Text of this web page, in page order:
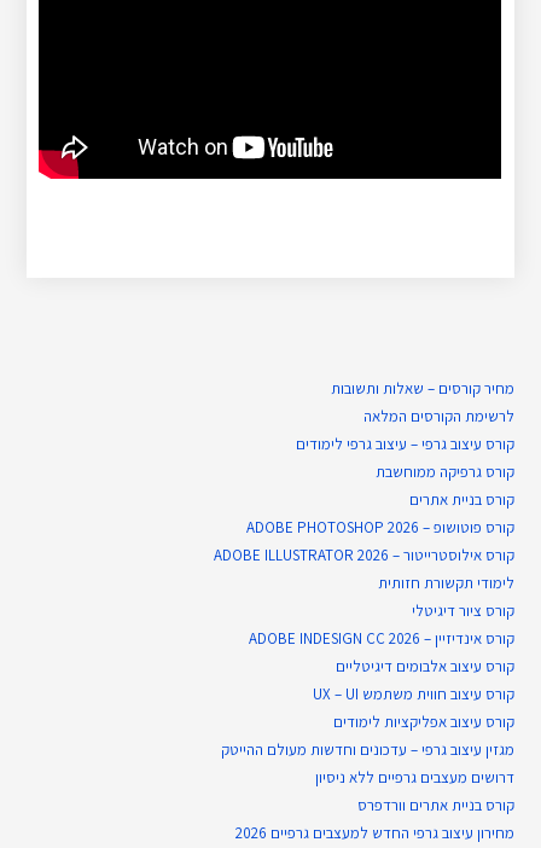
מחיר קורסים – שאלות ותשובות
לרשימת הקורסים המלאה
קורס עיצוב גרפי – עיצוב גרפי לימודים
קורס גרפיקה ממוחשבת
קורס בניית​ אתרים
קורס פוטושופ – ADOBE PHOTOSHOP 2026
קורס אילוסטרייטור – ADOBE ILLUSTRATOR 2026
לימודי תקשורת חזותית
קורס ציור דיגיטלי
קורס אינדיזיין – ADOBE INDESIGN CC 2026
קורס עיצוב אלבומים דיגיטליים
קורס עיצוב חווית משתמש UX – UI
קורס עיצוב אפליקציות לימודים
מגזין עיצוב גרפי – עדכונים וחדשות מעולם ההייטק
דרושים מעצבים גרפיים ללא ניסיון
קורס בניית אתרים וורדפרס
מחירון עיצוב גרפי החדש למעצבים גרפיים 2026